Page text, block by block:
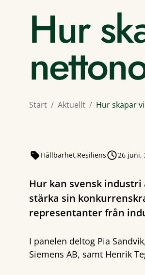
Hur
Start Aktuellt Hur skapar
Hållbarhet Resiliens 26 juni,
Hur kan svensk
stärka sin
representanter från
I panelen deltog Pia
Siemens AB, samt Henrik